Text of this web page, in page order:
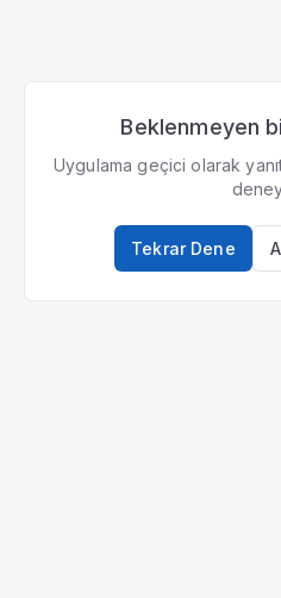
Beklenmeyen
Uygulama geçici olarak
Tekrar Dene